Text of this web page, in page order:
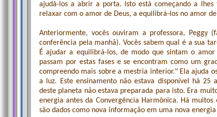
ajudá-los a abrir a porta. Isto está começando a
relaxar com o amor de Deus, a equilibrá-los no amor de
Anteriormente, vocês ouviram a professora, Peggy
conferência pela manhã). Vocês sabem qual é a sua
É ajudar a equilibrá-los, de modo que sintam o
passam por estas fases e se encontram como um
compreendo mais sobre a mestria interior." Ela ajuda
a luz. Este ensinamento não estava disponível há 25
deste planeta não estava preparada para isto. Era
energia antes da Convergência Harmônica. Há
são dados como nova informação em uma nova